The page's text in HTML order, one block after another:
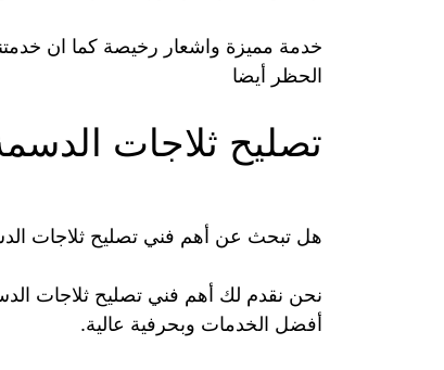
الحظر أيضا
تصليح ثلاجات
هل تبحث عن أهم فني تصليح ثلاجات
نحن نقدم لك أهم فني تصليح ثلاجات
أفضل الخدمات وبحرفية عالية.